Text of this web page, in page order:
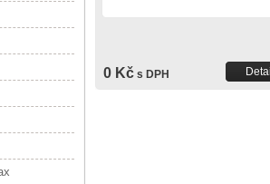
0 Kč s DPH